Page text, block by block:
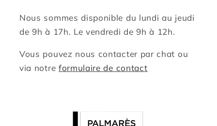
Nous sommes disponible du lundi au jeudi
de 9h à 17h. Le vendredi de 9h à 12h.
Vous pouvez nous contacter par chat ou
via notre formulaire de contact